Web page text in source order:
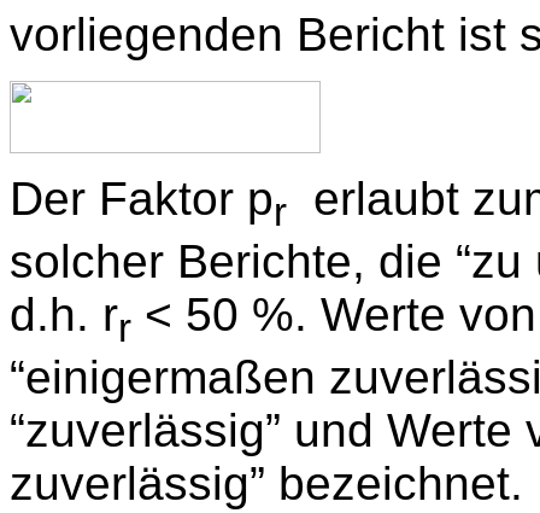
vorliegenden Bericht ist
Der Faktor pr erlaubt
solcher Berichte, die
d.h. rr < 50 %. Werte
“einigermaßen
“zuverlässig” und
zuverlässig” bezeichnet.